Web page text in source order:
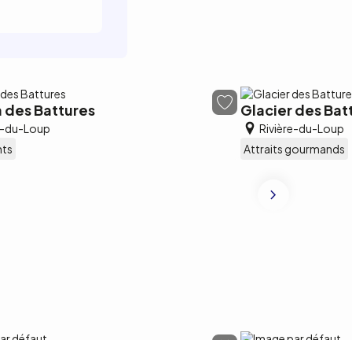
des Battures
du-Loup
Glacier des
Rivière-du-Loup
Attraits gourmands